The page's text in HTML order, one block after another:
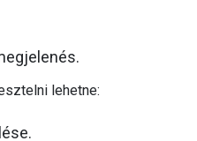
lehetne: